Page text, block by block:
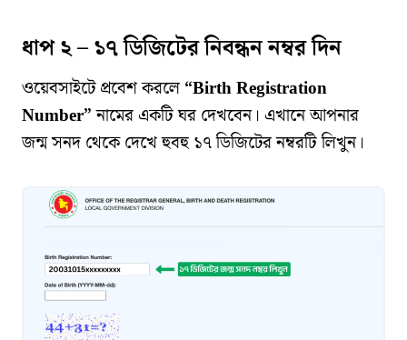
ধাপ ২ – ১৭ ডিজিটের নিবন্ধন নম্বর দিন
ওয়েবসাইটে প্রবেশ করলে“Birth Registration
Number”নামের একটি ঘর দেখবেন। এখানে আপনার
জন্ম সনদ থেকে দেখে হুবহু ১৭ ডিজিটের নম্বরটি লিখুন।